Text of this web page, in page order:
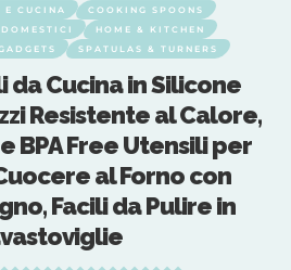
E CUCINA
COOKING SPOONS
HOME & KITCHEN
SPATULAS & TURNERS
da Cucina in Silicone
Resistente al Calore,
BPA Free Utensili per
al Forno con
Facili da Pulire in